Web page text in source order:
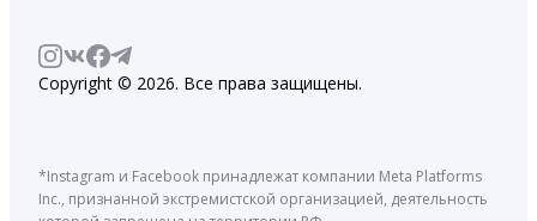
Copyright © 2026. Все права защищены.
*Instagram и Facebook принадлежат компании Meta Platforms
Inc., признанной экстремистской организацией, деятельность